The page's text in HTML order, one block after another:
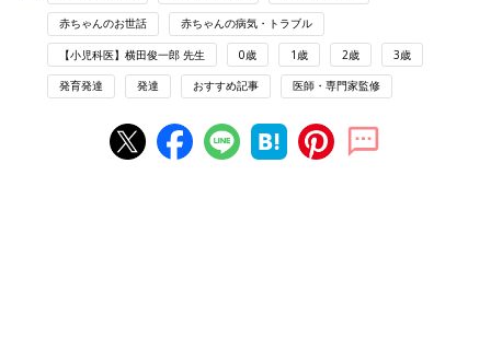
【4】目の充血
【5】真っ赤な唇や赤くブツブツしたいちご舌
【6】頸部のリンパ節の腫れ
診断されます。まれですが、心臓や血管に動脈瘤が残ることがあ
赤ちゃんのお世話 赤ちゃんの病気・トラブル
【小児科医】横田俊一郎 先生 0歳 1歳 2歳 3歳
発育発達 発達 おすすめ記事 医師・専門家監修